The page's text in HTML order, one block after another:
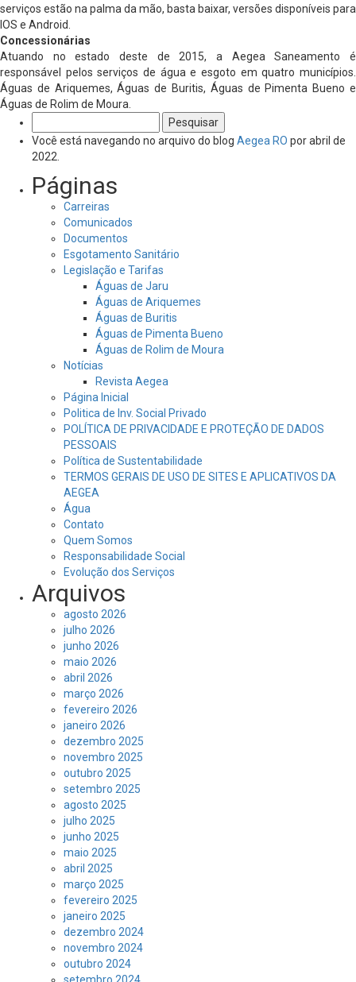
serviços estão na palma da mão, basta baixar, versões disponíveis para
IOS e Android.
Concessionárias
Atuando no estado deste de 2015, a Aegea Saneamento é
responsável pelos serviços de água e esgoto em quatro municípios.
Águas de Ariquemes, Águas de Buritis, Águas de Pimenta Bueno e
Águas de Rolim de Moura.
por:
Você está navegando no arquivo do blog Aegea RO por abril de
2022.
Páginas
Carreiras
Comunicados
Documentos
Esgotamento Sanitário
Legislação e Tarifas
Águas de Jaru
Águas de Ariquemes
Águas de Buritis
Águas de Pimenta Bueno
Águas de Rolim de Moura
Notícias
Revista Aegea
Página Inicial
Politica de Inv. Social Privado
POLÍTICA DE PRIVACIDADE E PROTEÇÃO DE DADOS
PESSOAIS
Política de Sustentabilidade
TERMOS GERAIS DE USO DE SITES E APLICATIVOS DA
AEGEA
Água
Contato
Quem Somos
Responsabilidade Social
Evolução dos Serviços
Arquivos
agosto 2026
julho 2026
junho 2026
maio 2026
abril 2026
março 2026
fevereiro 2026
janeiro 2026
dezembro 2025
novembro 2025
outubro 2025
setembro 2025
agosto 2025
julho 2025
junho 2025
maio 2025
abril 2025
março 2025
fevereiro 2025
janeiro 2025
dezembro 2024
novembro 2024
outubro 2024
setembro 2024